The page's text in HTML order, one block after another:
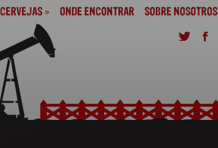
CERVEJAS » ONDE ENCONTRAR SOBRE NOSOTROS